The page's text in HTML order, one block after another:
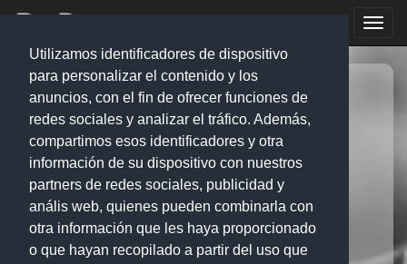
Utilizamos identificadores de dispositivo
para personalizar el contenido y los
anuncios, con el fin de ofrecer funciones de
redes sociales y analizar el tráfico. Además,
compartimos esos identificadores y otra
información de su dispositivo con nuestros
partners de redes sociales, publicidad y
anális web, quienes pueden combinarla con
otra información que les haya proporcionado
o que hayan recopilado a partir del uso que
Donald "Duck" Dunn
Vela +1 Comentario PDF